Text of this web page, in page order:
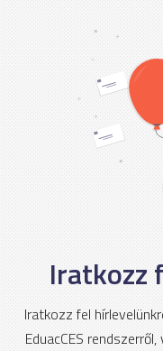
Iratkozz
Iratkozz fel
EduacCES